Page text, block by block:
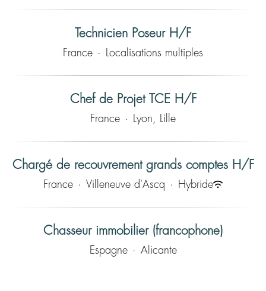
Technicien Poseur H/F
France · Localisations multiples
Chef de Projet TCE H/F
France · Lyon, Lille
Chargé de recouvrement grands comptes H/F
France · Villeneuve d'Ascq · Hybride
Chasseur immobilier (francophone)
Espagne · Alicante